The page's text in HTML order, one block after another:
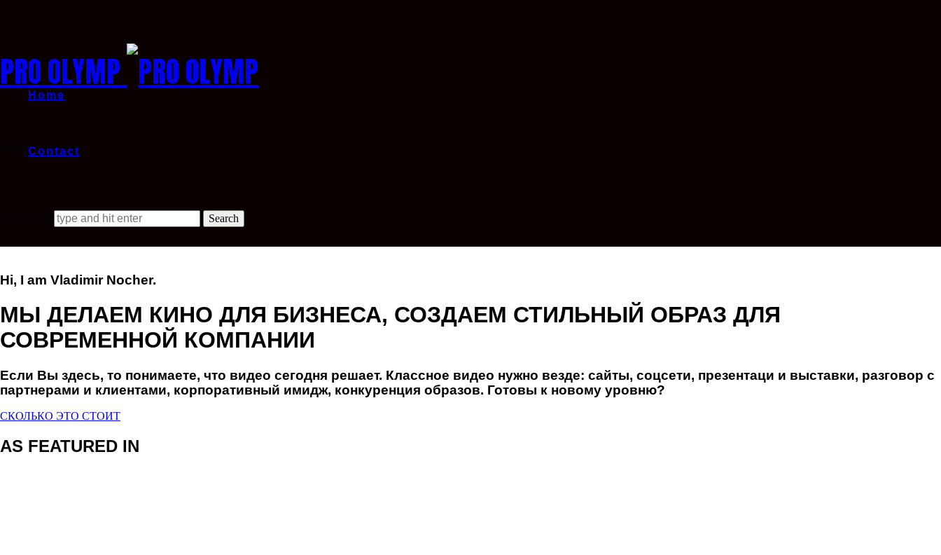
PRO OLYMP
olymp production
Home
Contact
Hi, I am Vladimir Nocher.
МЫ ДЕЛАЕМ КИНО ДЛЯ БИЗНЕСА, СОЗДАЕМ СТИЛЬНЫЙ ОБРАЗ ДЛЯ
СОВРЕМЕННОЙ КОМПАНИИ
Если Вы здесь, то понимаете, что видео сегодня решает. Классное видео нужно везде: сайты, соцсети, презентаци и выставки, разговор с
партнерами и клиентами, корпоративный имидж, конкуренция образов. Готовы к новому уровню?
СКОЛЬКО ЭТО СТОИТ
AS FEATURED IN